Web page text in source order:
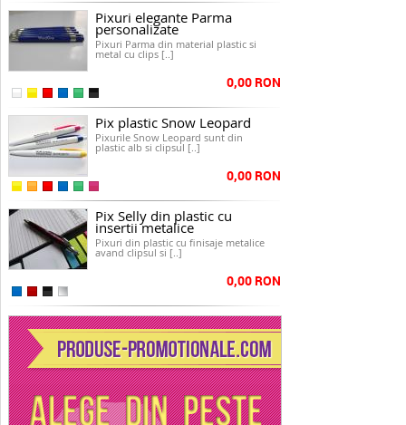
Pixuri elegante Parma
personalizate
Pixuri Parma din material plastic si
metal cu clips [..]
0,00 RON
Pix plastic Snow Leopard
Pixurile Snow Leopard sunt din
plastic alb si clipsul [..]
0,00 RON
Pix Selly din plastic cu
insertii metalice
Pixuri din plastic cu finisaje metalice
avand clipsul si [..]
0,00 RON